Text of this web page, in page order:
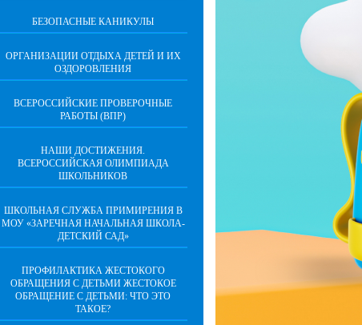
БЕЗОПАСНЫЕ КАНИКУЛЫ
ОРГАНИЗАЦИИ ОТДЫХА ДЕТЕЙ И ИХ
ОЗДОРОВЛЕНИЯ
ВСЕРОССИЙСКИЕ ПРОВЕРОЧНЫЕ
РАБОТЫ (ВПР)
НАШИ ДОСТИЖЕНИЯ.
ВСЕРОССИЙСКАЯ ОЛИМПИАДА
ШКОЛЬНИКОВ
ШКОЛЬНАЯ СЛУЖБА ПРИМИРЕНИЯ В
МОУ «ЗАРЕЧНАЯ НАЧАЛЬНАЯ ШКОЛА-
ДЕТСКИЙ САД»
ПРОФИЛАКТИКА ЖЕСТОКОГО
ОБРАЩЕНИЯ С ДЕТЬМИ ЖЕСТОКОЕ
ОБРАЩЕНИЕ С ДЕТЬМИ: ЧТО ЭТО
ТАКОЕ?